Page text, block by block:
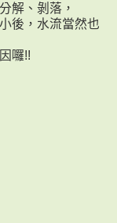
解、剝落，
後，水流當然也
囉!!